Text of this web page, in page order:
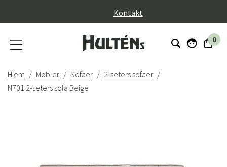
Kontakt
0
Hjem Møbler Sofaer
2-seters sofaer
N701 2-seters sofa Beige